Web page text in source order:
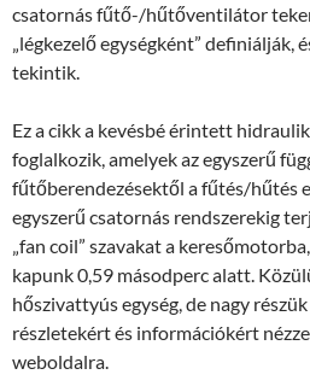
csatornás fűtő-/hűtőventilátor
„légkezelő egységként” definiálják,
tekintik.
Ez a cikk a kevésbé érintett
foglalkozik, amelyek az egyszerű
fűtőberendezésektől a fűtés/hűtés
egyszerű csatornás rendszerekig
„fan coil” szavakat a
kapunk 0,59 másodperc alatt.
hőszivattyús egység, de nagy
részletekért és információkért
weboldalra.